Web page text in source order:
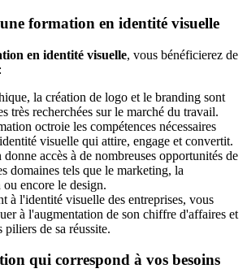
formation en identité visuelle
en identité visuelle, vous bénéficierez de
la création de logo et le branding sont
très recherchées sur le marché du travail.
octroie les compétences nécessaires
visuelle qui attire, engage et convertit.
accès à de nombreuses opportunités de
domaines tels que le marketing, la
encore le design.
à l'identité visuelle des entreprises, vous
à l'augmentation de son chiffre d'affaires et
de sa réussite.
qui correspond à vos besoins